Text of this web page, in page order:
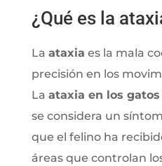
¿Qué es la
La ataxia es la mala
precisión en los
La ataxia en los gatos
se considera un
que el felino ha
áreas que controlan